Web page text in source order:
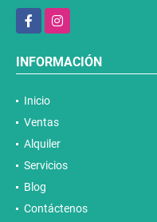
FacebookInstagram
INFORMACIÓN
Inicio
Ventas
Alquiler
Servicios
Blog
Contáctenos